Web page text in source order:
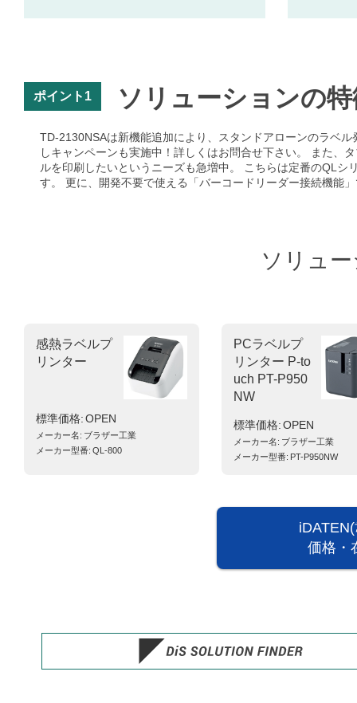
ポイント1 ソリューションの
TD-2130NSAは新機能追加により、スタンドアローンのラベ
しキャンペーンも実施中！詳しくはお問合せ下さい。 また、
ルを印刷したいというニーズも急増中。 こちらは定番のQL
す。 更に、開発不要で使える「バーコードリーダー接続機能
ソリュ
感熱ラベルプ
リンター
標準価格 OPEN
メーカー名 ブラザー工業
メーカー型番 QL-800
PCラベルプ
リンター P-to
uch PT-P950
NW
標準価格 OPEN
メーカー名 ブラザー工業
メーカー型番 PT-P950NW
価格・